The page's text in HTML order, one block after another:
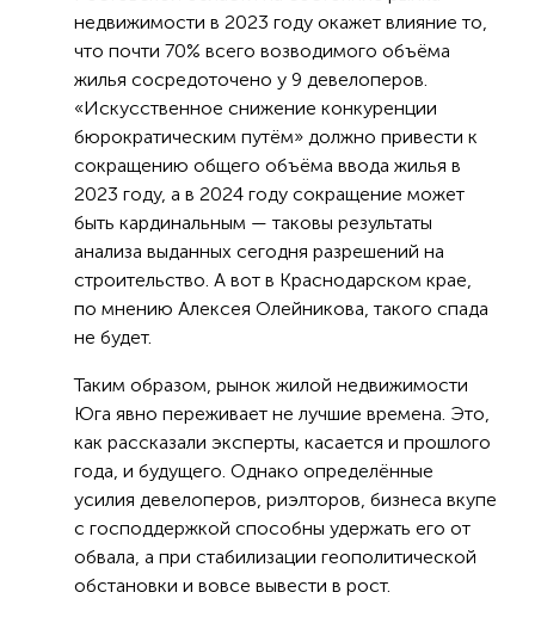
недвижимости в 2023 году окажет влияние то,
что почти 70% всего возводимого объёма
жилья сосредоточено у 9 девелоперов.
«Искусственное снижение конкуренции
бюрократическим путём» должно привести к
сокращению общего объёма ввода жилья в
2023 году, а в 2024 году сокращение может
быть кардинальным — таковы результаты
анализа выданных сегодня разрешений на
строительство. А вот в Краснодарском крае,
по мнению Алексея Олейникова, такого спада
не будет.
Таким образом, рынок жилой недвижимости
Юга явно переживает не лучшие времена. Это,
как рассказали эксперты, касается и прошлого
года, и будущего. Однако определённые
усилия девелоперов, риэлторов, бизнеса вкупе
с господдержкой способны удержать его от
обвала, а при стабилизации геополитической
обстановки и вовсе вывести в рост.